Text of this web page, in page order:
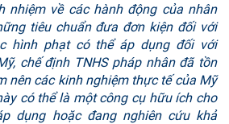
nhiệm về các hành động của nhân
tiêu chuẩn đưa đơn kiện đối với
hình phạt có thể áp dụng đối với
chế định TNHS pháp nhân đã tồn
nên các kinh nghiệm thực tế của Mỹ
có thể là một công cụ hữu ích cho
dụng hoặc đang nghiên cứu khả